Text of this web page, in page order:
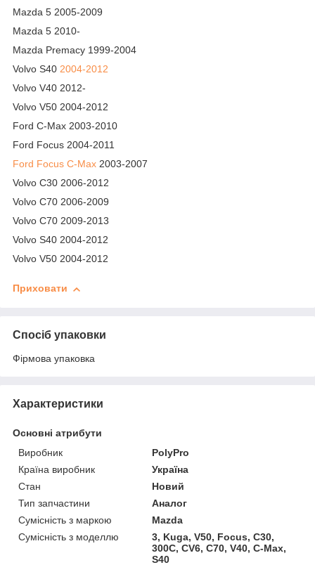
Mazda 5 2005-2009
Mazda 5 2010-
Mazda Premacy 1999-2004
Volvo S40 2004-2012
Volvo V40 2012-
Volvo V50 2004-2012
Ford C-Max 2003-2010
Ford Focus 2004-2011
Ford Focus C-Max 2003-2007
Volvo C30 2006-2012
Volvo C70 2006-2009
Volvo C70 2009-2013
Volvo S40 2004-2012
Volvo V50 2004-2012
Приховати
Спосіб упаковки
Фірмова упаковка
Характеристики
Основні атрибути
Виробник
PolyPro
Країна виробник
Україна
Стан
Новий
Тип запчастини
Аналог
Сумісність з маркою
Mazda
Сумісність з моделлю
3, Kuga, V50, Focus, C30,
300C, CV6, C70, V40, C-Max,
S40